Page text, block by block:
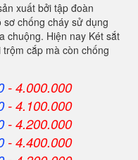
xuất bởi tập đoàn
chống cháy sử dụng
chuộng. Hiện nay Két sắt
cắp mà còn chống
- 4.000.000
- 4.100.000
- 4.200.000
- 4.400.000